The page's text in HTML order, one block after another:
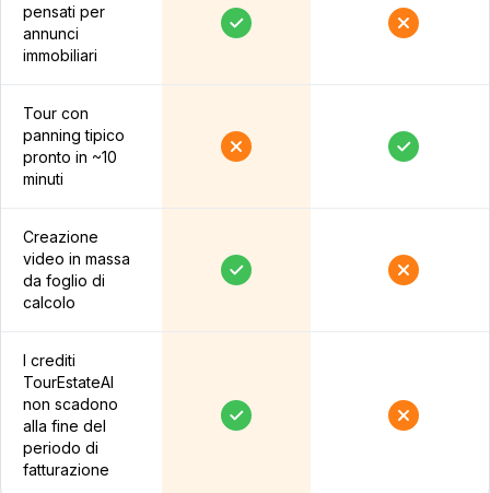
pensati per
annunci
immobiliari
Tour con
panning tipico
pronto in ~10
minuti
Creazione
video in massa
da foglio di
calcolo
I crediti
TourEstateAI
non scadono
alla fine del
periodo di
fatturazione